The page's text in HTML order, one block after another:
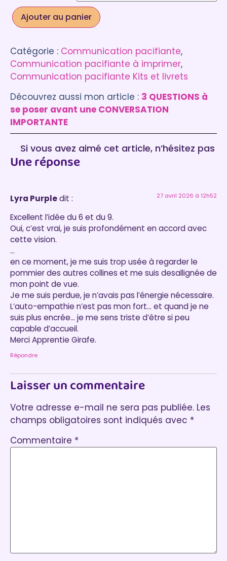
Ajouter au panier
Catégorie : Communication pacifiante
Communication pacifiante à imprimer
Communication pacifiante Kits et livrets
Découvrez aussi mon article : 3 QUESTIONS à
se poser avant une CONVERSATION
IMPORTANTE
Si vous avez aimé cet article, n’hésitez pas
à laisser un commentaire :)
Une réponse
Lyra Purpledit : 27 avril 2026 à 12h52
Excellent l’idée du 6 et du 9.
Oui, c’est vrai, je suis profondément en accord avec
cette vision.
…
en ce moment, je me suis trop usée à regarder le
pommier des autres collines et me suis desallignée de
mon point de vue.
Je me suis perdue, je n’avais pas l’énergie nécessaire.
L’auto-empathie n’est pas mon fort… et quand je ne
suis plus encrée… je me sens triste d’être si peu
capable d’accueil.
Merci Apprentie Girafe.
Répondre
Laisser un commentaire
Votre adresse e-mail ne sera pas publiée. Les
champs obligatoires sont indiqués avec *
Commentaire *